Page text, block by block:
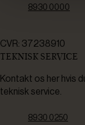
8930 0000
CVR: 37238910
TEKNISK SERVICE
Kontakt os her hvis
teknisk service.
8930 0250